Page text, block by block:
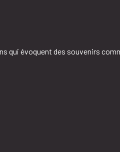
qui évoquent des souvenirs